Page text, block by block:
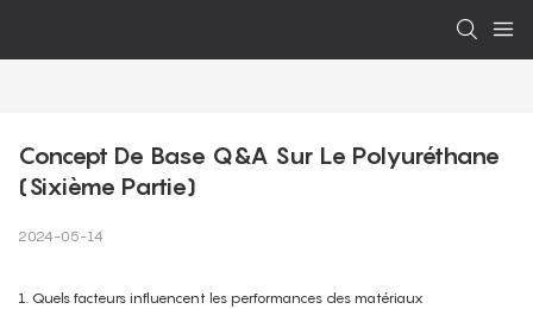
Concept De Base Q&A Sur Le Polyuréthane
(sixième Partie)
2024-05-14
1. Quels facteurs influencent les performances des matériaux